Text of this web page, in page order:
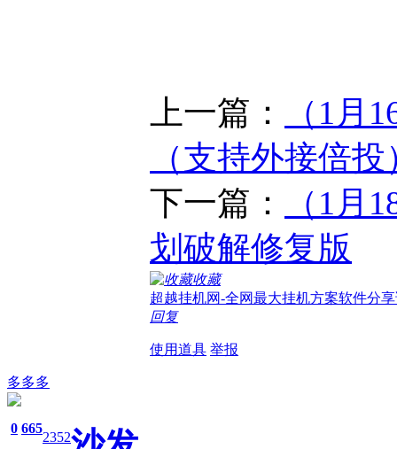
上一篇：
（1月
（支持外接倍投
下一篇：
（1月
划破解修复版
收藏
超越挂机网-全网最大挂机方案软件分
回复
使用道具 举报
多多多
0 665
2352